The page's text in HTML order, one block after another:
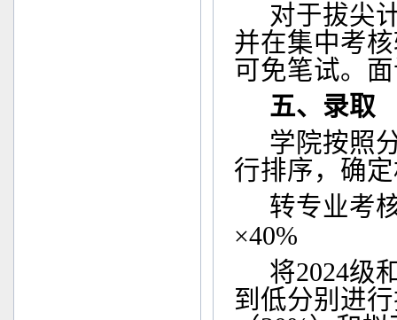
对于拔尖
并在集中考
可免笔试。
五、录取
学院按照
行排序，确
转专业考
×40%
将2024级
到低分别进